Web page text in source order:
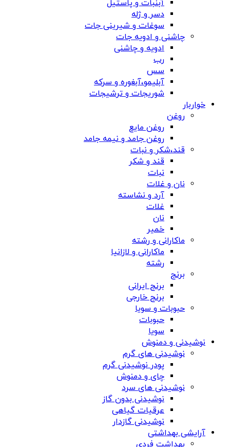
آبنبات و پاستیل
دسر و ژله
سوغات و شیرینی جات
چاشنی و ادویه جات
ادویه و چاشنی
رب
سس
آبلیمو،آبغوره و سرکه
شوریجات و ترشیجات
خواربار
روغن
روغن مایع
روغن جامد و نیمه جامد
قند،شکر و نبات
قند و شکر
نبات
نان و غلات
آرد و نشاسته
غلات
نان
خمیر
ماکارانی و رشته
ماکارانی و لازانیا
رشته
برنج
برنج ایرانی
برنج خارجی
حبوبات و سویا
حبوبات
سویا
نوشیدنی و دمنوش
نوشیدنی های گرم
پودر نوشیدنی گرم
چای و دمنوش
نوشیدنی های سرد
نوشیدنی بدون گاز
عرقیات گیاهی
نوشیدنی گازدار
آرایشی بهداشتی
بهداشت فردی